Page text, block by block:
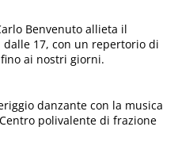
Benvenuto allieta il
17, con un repertorio di
ai nostri giorni.
danzante con la musica
polivalente di frazione